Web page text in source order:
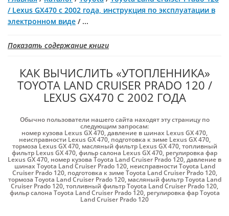
/ Lexus GX470 с 2002 года, инструкция по эксплуатации в
электронном виде / ...
Показать содержание книги
КАК ВЫЧИСЛИТЬ «УТОПЛЕННИКА»
TOYOTA LAND CRUISER PRADO 120 /
LEXUS GX470 С 2002 ГОДА
Обычно пользователи нашего сайта находят эту страницу по
следующим запросам:
номер кузова Lexus GX 470,давление в шинах Lexus GX 470,
неисправности Lexus GX 470, подготовка к зиме Lexus GX 470,
тормоза Lexus GX 470, масляный фильтр Lexus GX 470,топливный
фильтр Lexus GX 470,фильр салона Lexus GX 470, регулировка фар
Lexus GX 470, номер кузова Toyota Land Cruiser Prado 120,давление в
шинах Toyota Land Cruiser Prado 120, неисправности Toyota Land
Cruiser Prado 120, подготовка к зиме Toyota Land Cruiser Prado 120,
тормоза Toyota Land Cruiser Prado 120, масляный фильтр Toyota Land
Cruiser Prado 120,топливный фильтр Toyota Land Cruiser Prado 120,
фильр салона Toyota Land Cruiser Prado 120, регулировка фар Toyota
Land Cruiser Prado 120